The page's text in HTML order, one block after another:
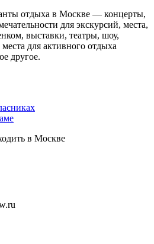
отдыха в Москве — концерты,
для экскурсий, места,
выставки, театры, шоу,
для активного отдыха
другое.
в Москве